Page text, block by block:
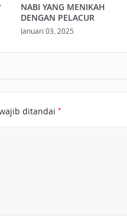
NABI YANG MENIKAH
DENGAN PELACUR
Januari 03, 2025
ditandai *